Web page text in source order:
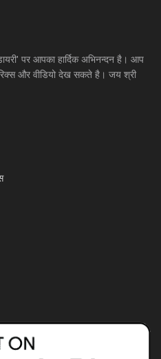
पर आपका हार्दिक अभिनन्दन है। आप
और वीडियो देख सकते है। जय श्री